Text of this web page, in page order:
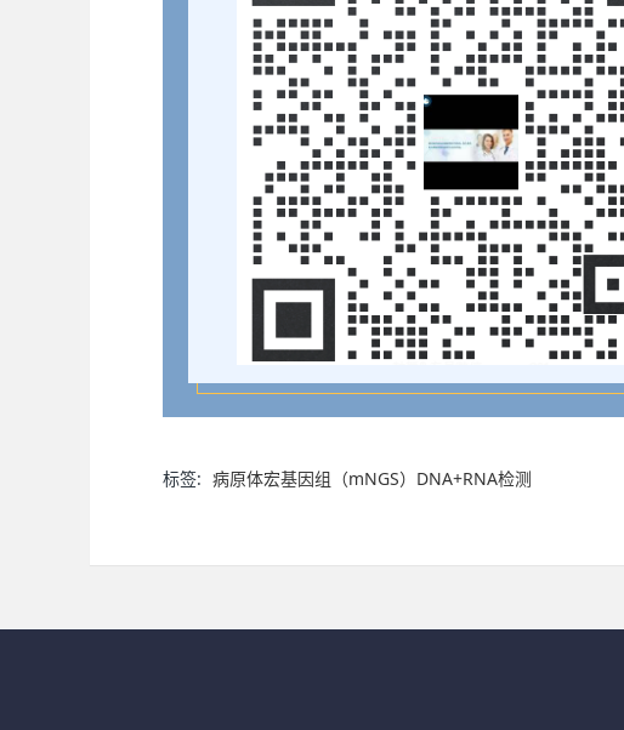
标签: 病原体宏基因组（mNGS）DNA+RNA检测